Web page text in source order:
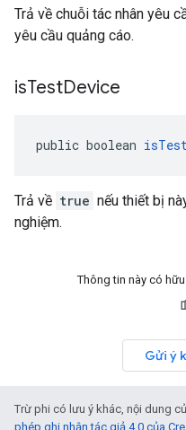
Trả về chuỗi tác nhân yêu
yêu cầu quảng cáo.
isTestDevice
public boolean
Trả về true nếu thiết bị
nghiệm.
Thông tin này có
Gửi ý
Trừ phi có lưu ý khác, nội dung
phép ghi nhận tác giả 4.0 của